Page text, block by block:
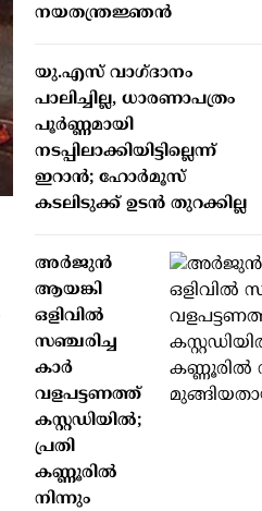
നയതന്ത്രജ്ഞൻ
യു.എസ് വാഗ്ദാനം
പാലിച്ചില്ല, ധാരണാപത്രം
പൂർണ്ണമായി
നടപ്പിലാക്കിയിട്ടില്ലെന്ന്
ഇറാൻ; ഹോർമൂസ്
കടലിടുക്ക് ഉടൻ തുറക്കില്ല
അർജുൻ
ആയങ്കി
ഒളിവിൽ
സഞ്ചരിച്ച
കാർ
വളപട്ടണത്ത്
കസ്റ്റഡിയിൽ;
പ്രതി
കണ്ണൂരിൽ
നിന്നും